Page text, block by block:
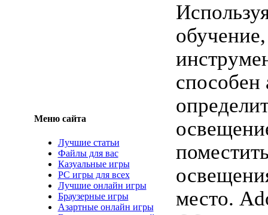
Меню сайта
Лучшие статьи
Файлы для вас
Казуальные игры
PC игры для всех
Лучшие онлайн игры
Браузерные игры
Азартные онлайн игры
способен
место.